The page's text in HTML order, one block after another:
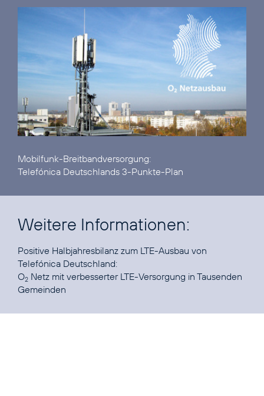
Telefónica Deutschlands 3-Punkte-Plan
Weitere Informationen:
Positive Halbjahresbilanz zum LTE-Ausbau von
O2 Netz mit verbesserter LTE-Versorgung in Tausenden
Gemeinden